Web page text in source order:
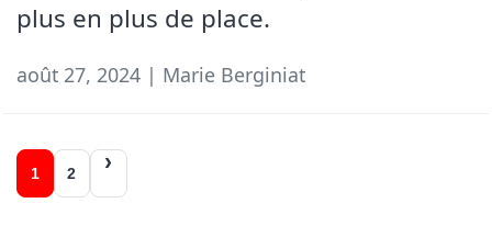
plus en plus de place.
août 27, 2024 | Marie Berginiat
Navigation
des
1 2